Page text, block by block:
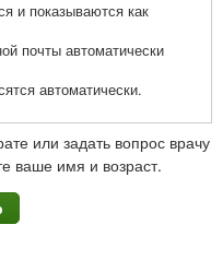
и показываются как
почты автоматически
автоматически.
или задать вопрос врачу
ваше имя и возраст.